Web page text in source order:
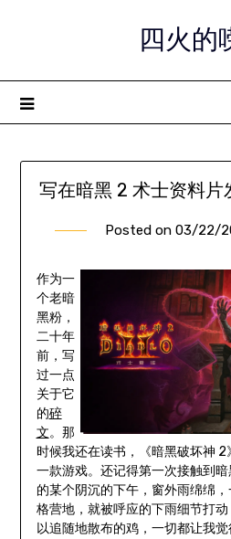
四火的
写在暗黑 2 术士资料片
Posted on 03/22/
作为一
个老暗
黑粉，
二十年
前，写
过一点
关于它
的碎
文。那
时候我还在读书，《暗黑破坏神
一款游戏。还记得第一次接触到
的某个阴沉的下午，窗外雨绵绵
格营地，就被呼应的下雨细节打
以追随地散布的鸡，一切都让我